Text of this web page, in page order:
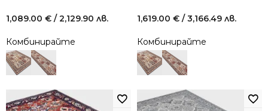
1,089.00 € / 2,129.90 лв.
Комбинирайте
1,619.00 € / 3,166.49 лв.
Комбинирайте